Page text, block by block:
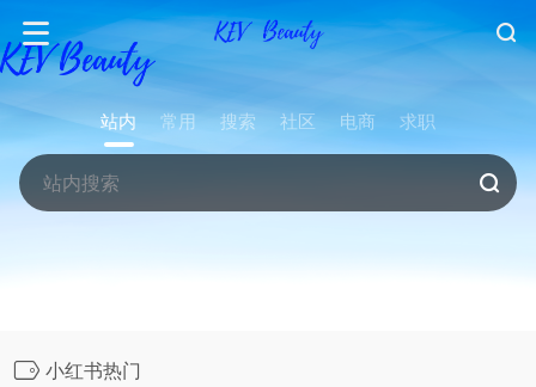
站内 常用 搜索 社区 电商 求职
小红书热门